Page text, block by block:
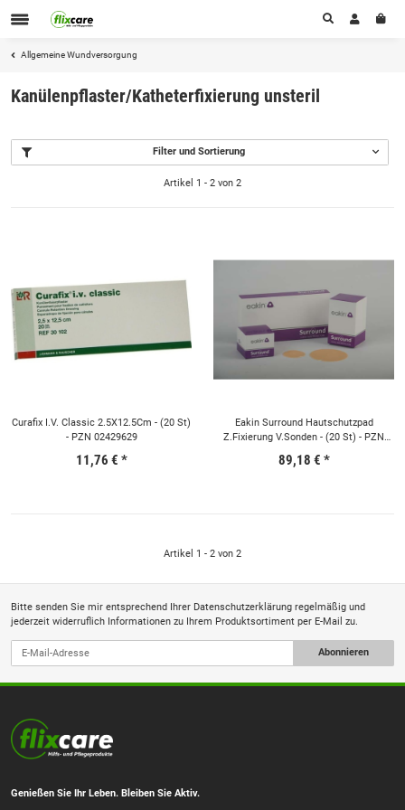
Allgemeine Wundversorgung
Kanülenpflaster/Katheterfixierung unsteril
Filter und Sortierung
Artikel 1 - 2 von 2
Curafix I.V. Classic 2.5X12.5Cm - (20 St)
- PZN 02429629
11,76 € *
Eakin Surround Hautschutzpad
Z.Fixierung V.Sonden - (20 St) - PZN
89,18 € *
Artikel 1 - 2 von 2
Bitte senden Sie mir entsprechend Ihrer Datenschutzerklärung regelmäßig und
jederzeit widerruflich Informationen zu Ihrem Produktsortiment per E-Mail zu.
Abonnieren
Genießen Sie Ihr Leben. Bleiben Sie Aktiv.